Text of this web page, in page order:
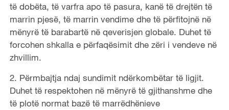
të dobëta, të varfra apo të pasura, kanë të drejtën të
marrin pjesë, të marrin vendime dhe të përfitojnë në
mënyrë të barabartë në qeverisjen globale. Duhet të
forcohen shkalla e përfaqësimit dhe zëri i vendeve në
zhvillim.
2. Përmbajtja ndaj sundimit ndërkombëtar të ligjit.
Duhet të respektohen në mënyrë të gjithanshme dhe
të plotë normat bazë të marrëdhënieve